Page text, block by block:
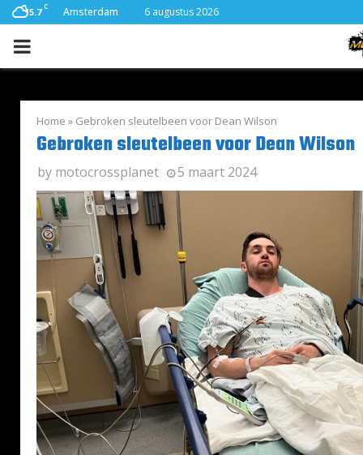
15.7 C Amsterdam 6 augustus 2026
PRIMARY
Home » Gebroken sleutelbeen voor Dean Wilson
Gebroken sleutelbeen voor Dean Wilson
by motocrossplanet 5 maart 2024